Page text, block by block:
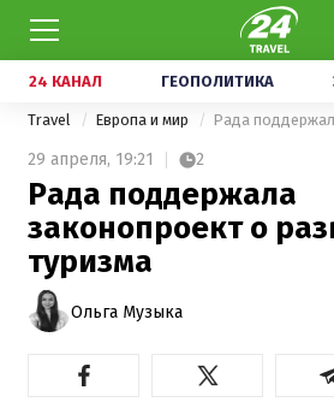
24 КАНАЛ ГЕОПОЛИТИКА
Travel Европа и мир
29 апреля, 19:21 2
Рада поддержала
законопроект о
туризма
Ольга Музыка